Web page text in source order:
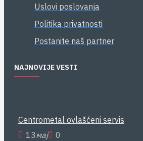
Uslovi poslovanja
Politika privatnosti
Postanite naš partner
NAJNOVIJE VESTI
Centrometal ovlašćeni servis
13мај 0